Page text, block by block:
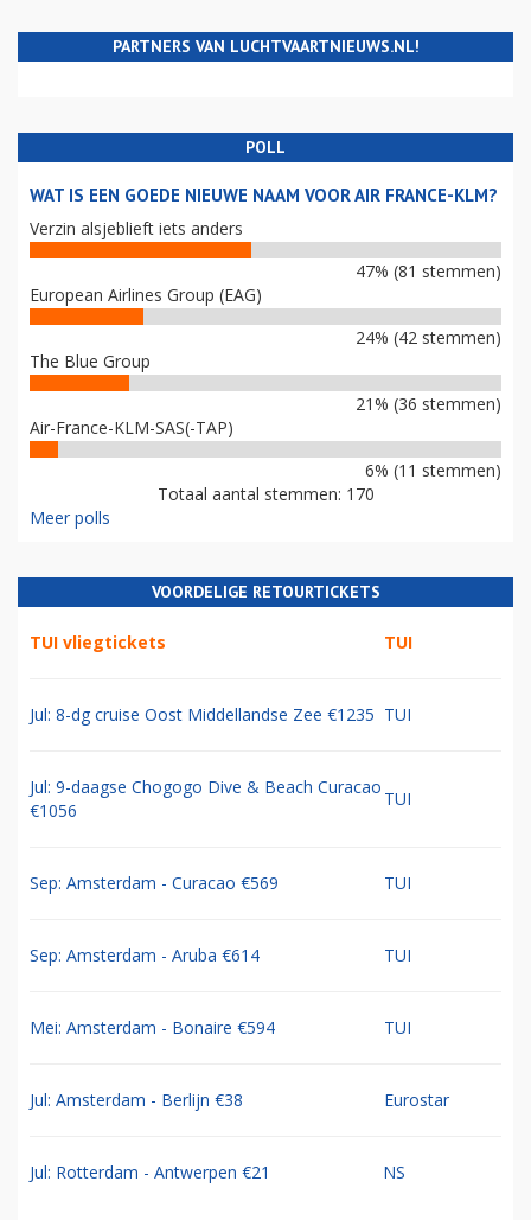
PARTNERS VAN LUCHTVAARTNIEUWS.NL!
POLL
WAT IS EEN GOEDE NIEUWE NAAM VOOR AIR FRANCE-KLM?
Verzin alsjeblieft iets anders
47% (81 stemmen)
European Airlines Group (EAG)
24% (42 stemmen)
The Blue Group
21% (36 stemmen)
Air-France-KLM-SAS(-TAP)
6% (11 stemmen)
Totaal aantal stemmen: 170
Meer polls
VOORDELIGE RETOURTICKETS
TUI vliegtickets TUI
Jul: 8-dg cruise Oost Middellandse Zee €1235 TUI
Jul: 9-daagse Chogogo Dive & Beach Curacao
€1056
TUI
Sep: Amsterdam - Curacao €569 TUI
Sep: Amsterdam - Aruba €614 TUI
Mei: Amsterdam - Bonaire €594 TUI
Jul: Amsterdam - Berlijn €38 Eurostar
Jul: Rotterdam - Antwerpen €21 NS